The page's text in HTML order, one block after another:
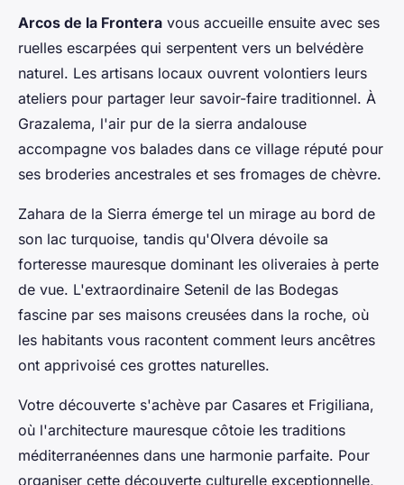
Arcos de la Frontera vous accueille ensuite avec ses
ruelles escarpées qui serpentent vers un belvédère
naturel. Les artisans locaux ouvrent volontiers leurs
ateliers pour partager leur savoir-faire traditionnel. À
Grazalema, l'air pur de la sierra andalouse
accompagne vos balades dans ce village réputé pour
ses broderies ancestrales et ses fromages de chèvre.
Zahara de la Sierra émerge tel un mirage au bord de
son lac turquoise, tandis qu'Olvera dévoile sa
forteresse mauresque dominant les oliveraies à perte
de vue. L'extraordinaire Setenil de las Bodegas
fascine par ses maisons creusées dans la roche, où
les habitants vous racontent comment leurs ancêtres
ont apprivoisé ces grottes naturelles.
Votre découverte s'achève par Casares et Frigiliana,
où l'architecture mauresque côtoie les traditions
méditerranéennes dans une harmonie parfaite. Pour
organiser cette découverte culturelle exceptionnelle,